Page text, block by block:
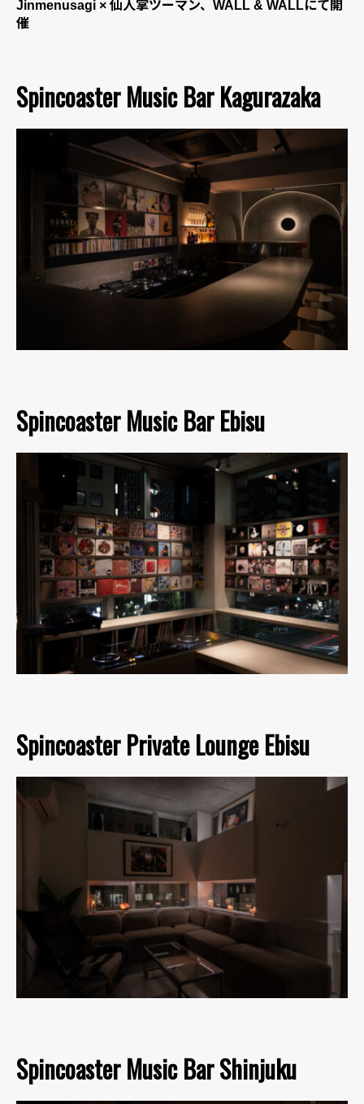
Jinmenusagi × 仙人掌ツーマン、WALL & WALLにて開
催
Spincoaster Music Bar Kagurazaka
Spincoaster Music Bar Ebisu
Spincoaster Private Lounge Ebisu
Spincoaster Music Bar Shinjuku